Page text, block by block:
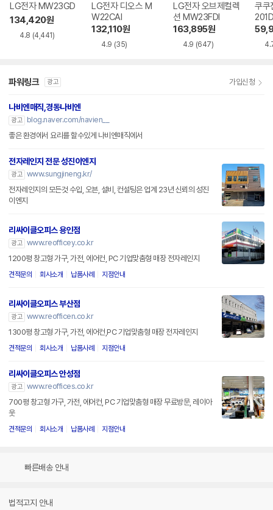
LG전자 MW23GD
134,420원
4.8 (4,441)
LG전자 디오스 M
W22CAI
132,110원
4.9 (35)
LG전자 오브제컬렉
션 MW23FDI
163,895원
4.9 (647)
쿠쿠
파워링크 광고 가입신청
나비엔매직,경동나비엔
광고
blog.naver.com/navien__
좋은 환경에서 요리를 할수있게 나비엔매직에서
전자레인지 전문 성진이엔지
광고 www.sungjineng.kr/
전자레인지의 모든것 수입, 오븐, 설비, 컨설팅은 업계 23년 신뢰의 성진
이엔지
리싸이클오피스 용인점
광고 www.reofficey.co.kr
1200평 창고형 가구, 가전, 에어컨, PC 기업맞춤형 매장 전자레인지
견적문의 회사소개 납품사례 지점안내
리싸이클오피스 부산점
광고 www.reofficen.co.kr
1300평 창고형 가구, 가전, 에어컨,PC 기업맞춤형 매장 전자레인지
견적문의 회사소개 납품사례 지점안내
리싸이클오피스 안성점
광고 www.reoffices.co.kr
700평 창고형 가구, 가전, 에어컨, PC 기업맞춤형 매장 무료방문, 레이아
웃
견적문의 회사소개 납품사례 지점안내
빠른배송 안내
법적고지 안내